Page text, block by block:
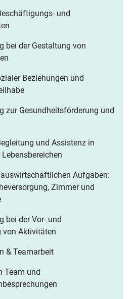
und
bei der Gestaltung von
Beziehungen und
zur Gesundheitsförderung und
und Assistenz in
Aufgaben:
Zimmer und
bei der Vor- und
von Aktivitäten
& Teamarbeit
Team und